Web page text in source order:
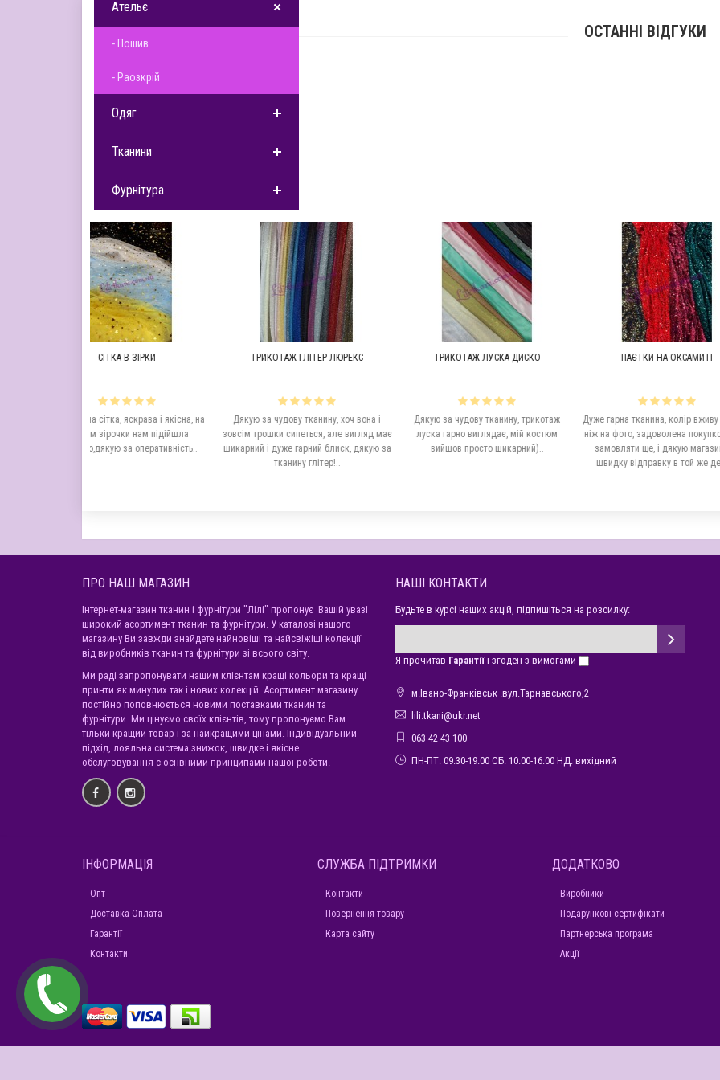
Ательє
- Пошив
- Раозкрій
Одяг
Тканини
Фурнітура
ОСТАННІ ВІДГУКИ
яскрава і якісна, на
за оперативність..
ТРИКОТАЖ ГЛІТЕР-ЛЮРЕКС
Дякую за чудову тканину, хоч вона і
зовсім трошки сипеться, але вигляд має
шикарний і дуже гарний блиск, дякую за
ТРИКОТАЖ ЛУСКА ДИСКО
Дякую за чудову тканину, трикотаж
луска гарно виглядає, мій костюм
вийшов просто шикарний)..
ПАЄТКИ НА ОКСАМИТІ
Дуже гарна тканина, колір вживу кращий
ніж на фото, задоволена покупкою, буду
замовляти ще, і дякую магазину за
швидку відправку в той же день)..
Дякую
допомогло в
ПРО НАШ МАГАЗИН
Інтернет-магазин тканин і фурнітури "Лілі" пропонує Вашій увазі
широкий асортимент тканин та фурнітури. У каталозі нашого
магазину Ви завжди знайдете найновіші та найсвіжіші колекції
від виробників тканин та фурнітури зі всього світу.
Ми раді запропонувати нашим клієнтам кращі кольори та кращі
принти як минулих так і нових колекцій. Асортимент магазину
постійно поповнюється новими поставками тканин та
фурнітури. Ми цінуємо своїх клієнтів, тому пропонуємо Вам
тільки кращий товар і за найкращими цінами. Індивідуальний
підхід, лояльна система знижок, швидке і якісне
обслуговування є оснвними принципами нашої роботи.
НАШІ КОНТАКТИ
Будьте в курсі наших акцій, підпишіться на розсилку:
Я прочитав Гарантіїі згоден з вимогами
м.Івано-Франківськ .вул.Тарнавського,2
lili.tkani@ukr.net
063 42 43 100
ПН-ПТ: 09:30-19:00 СБ: 10:00-16:00 НД: вихідний
ІНФОРМАЦІЯ
Опт
Доставка Оплата
Гарантії
Контакти
СЛУЖБА ПІДТРИМКИ
Контакти
Повернення товару
Карта сайту
ДОДАТКОВО
Виробники
Подарункові сертифікати
Партнерська програма
Акції